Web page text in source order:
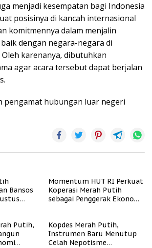
menjadi kesempatan bagi Indonesia
posisinya di kancah internasional
komitmennya dalam menjalin
dengan negara-negara di
Oleh karenanya, dibutuhkan
agar acara tersebut dapat berjalan
pengamat hubungan luar negeri
Bansos
Momentum HUT RI Perkuat
Koperasi Merah Putih
sebagai Penggerak Ekonomi
Putih,
Kopdes Merah Putih,
Instrumen Baru Menutup
Celah Nepotisme